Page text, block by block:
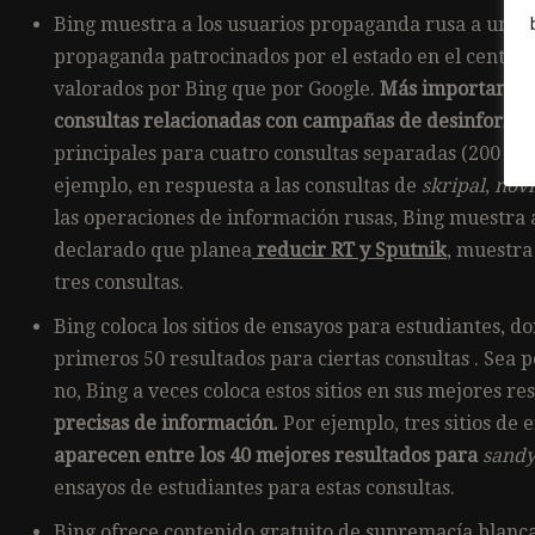
Bing muestra a los usuarios propaganda rusa a un
propaganda patrocinados por el estado en el centro
valorados por Bing que por Google. Más importante
consultas relacionadas con campañas de
principales para cuatro consultas separadas (200
ejemplo, en respuesta a las consultas de skripal,
las operaciones de información rusas, Bing muestra
declarado que planea reducir RT y Sputnik,
tres consultas.
Bing coloca los sitios de ensayos para estudiantes,
primeros 50 resultados para ciertas consultas . Sea
no, Bing a veces coloca estos sitios en sus mejores
precisas de información. Por ejemplo, tres sitios de
aparecen entre los 40 mejores resultados para
ensayos de estudiantes para estas consultas.